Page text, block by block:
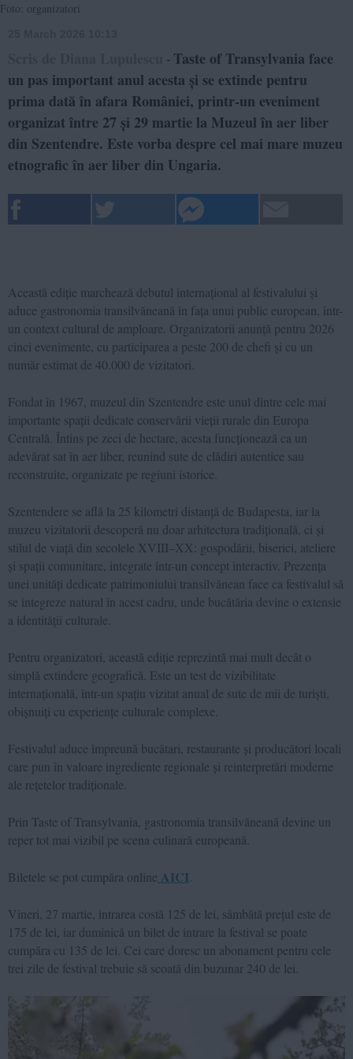
Foto: organizatori
- Taste of Transylvania face
un pas important anul acesta și se extinde pentru
prima dată în afara României, printr-un eveniment
organizat între 27 și 29 martie la Muzeul în aer liber
din Szentendre. Este vorba despre cel mai mare muzeu
etnografic în aer liber din Ungaria.
Această ediție marchează debutul internațional al festivalului și
aduce gastronomia transilvăneană în fața unui public european, într-
un context cultural de amploare. Organizatorii anunță pentru 2026
cinci evenimente, cu participarea a peste 200 de chefi și cu un
număr estimat de 40.000 de vizitatori.
Fondat în 1967, muzeul din Szentendre este unul dintre cele mai
importante spații dedicate conservării vieții rurale din Europa
Centrală. Întins pe zeci de hectare, acesta funcționează ca un
adevărat sat în aer liber, reunind sute de clădiri autentice sau
reconstruite, organizate pe regiuni istorice.
Szentendere se află la 25 kilometri distanță de Budapesta, iar la
muzeu vizitatorii descoperă nu doar arhitectura tradițională, ci și
stilul de viață din secolele XVIII–XX: gospodării, biserici, ateliere
și spații comunitare, integrate într-un concept interactiv. Prezența
unei unități dedicate patrimoniului transilvănean face ca festivalul să
se integreze natural în acest cadru, unde bucătăria devine o extensie
a identității culturale.
Pentru organizatori, această ediție reprezintă mai mult decât o
simplă extindere geografică. Este un test de vizibilitate
internațională, într-un spațiu vizitat anual de sute de mii de turiști,
obișnuiți cu experiențe culturale complexe.
Festivalul aduce împreună bucătari, restaurante și producători locali
care pun în valoare ingrediente regionale și reinterpretări moderne
ale rețetelor tradiționale.
Prin Taste of Transylvania, gastronomia transilvăneană devine un
reper tot mai vizibil pe scena culinară europeană.
Biletele se pot cumpăra online AICI
Vineri, 27 martie, intrarea costă 125 de lei, sâmbătă prețul este de
175 de lei, iar duminică un bilet de intrare la festival se poate
cumpăra cu 135 de lei. Cei care doresc un abonament pentru cele
trei zile de festival trebuie să scoată din buzunar 240 de lei.